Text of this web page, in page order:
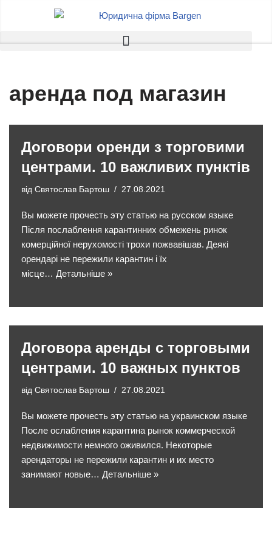
аренда под магазин
Договори оренди з торговими
центрами. 10 важливих пунктів
від Святослав Бартош 27.08.2021
Вы можете прочесть эту статью на русском языке
Після послаблення карантинних обмежень ринок
комерційної нерухомості трохи пожвавішав. Деякі
орендарі не пережили карантин і їх
місце… Детальніше »
Договора аренды с торговыми
центрами. 10 важных пунктов
від Святослав Бартош 27.08.2021
Вы можете прочесть эту статью на украинском языке
После ослабления карантина рынок коммерческой
недвижимости немного оживился. Некоторые
арендаторы не пережили карантин и их место
занимают новые… Детальніше »